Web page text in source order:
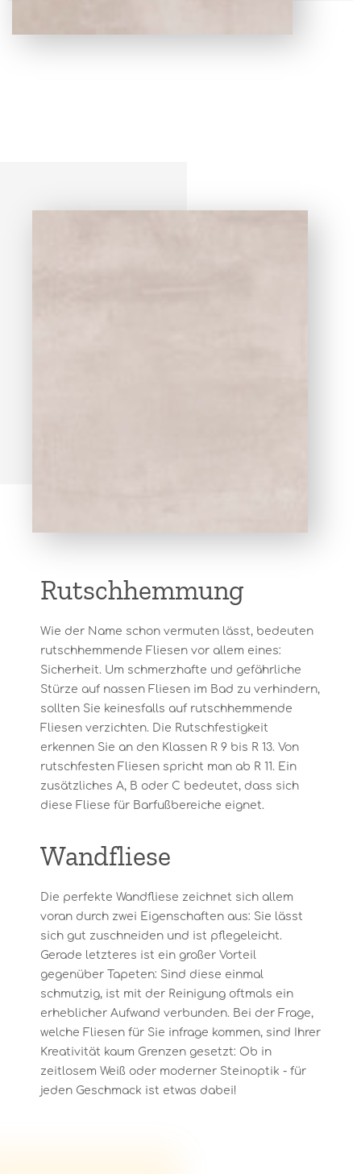
Rutschhemmung
Wie der Name schon vermuten lässt, bedeuten
rutschhemmende Fliesen vor allem eines:
Sicherheit. Um schmerzhafte und gefährliche
Stürze auf nassen Fliesen im Bad zu verhindern,
sollten Sie keinesfalls auf rutschhemmende
Fliesen verzichten. Die Rutschfestigkeit
erkennen Sie an den Klassen R 9 bis R 13. Von
rutschfesten Fliesen spricht man ab R 11. Ein
zusätzliches A, B oder C bedeutet, dass sich
diese Fliese für Barfußbereiche eignet.
Wandfliese
Die perfekte Wandfliese zeichnet sich allem
voran durch zwei Eigenschaften aus: Sie lässt
sich gut zuschneiden und ist pflegeleicht.
Gerade letzteres ist ein großer Vorteil
gegenüber Tapeten: Sind diese einmal
schmutzig, ist mit der Reinigung oftmals ein
erheblicher Aufwand verbunden. Bei der Frage,
welche Fliesen für Sie infrage kommen, sind Ihrer
Kreativität kaum Grenzen gesetzt: Ob in
zeitlosem Weiß oder moderner Steinoptik - für
jeden Geschmack ist etwas dabei!